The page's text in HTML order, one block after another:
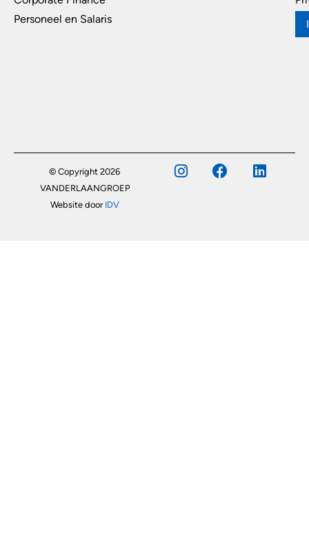
Personeel en Salaris
© Copyright 2026
VANDERLAANGROEP
Website door IDV